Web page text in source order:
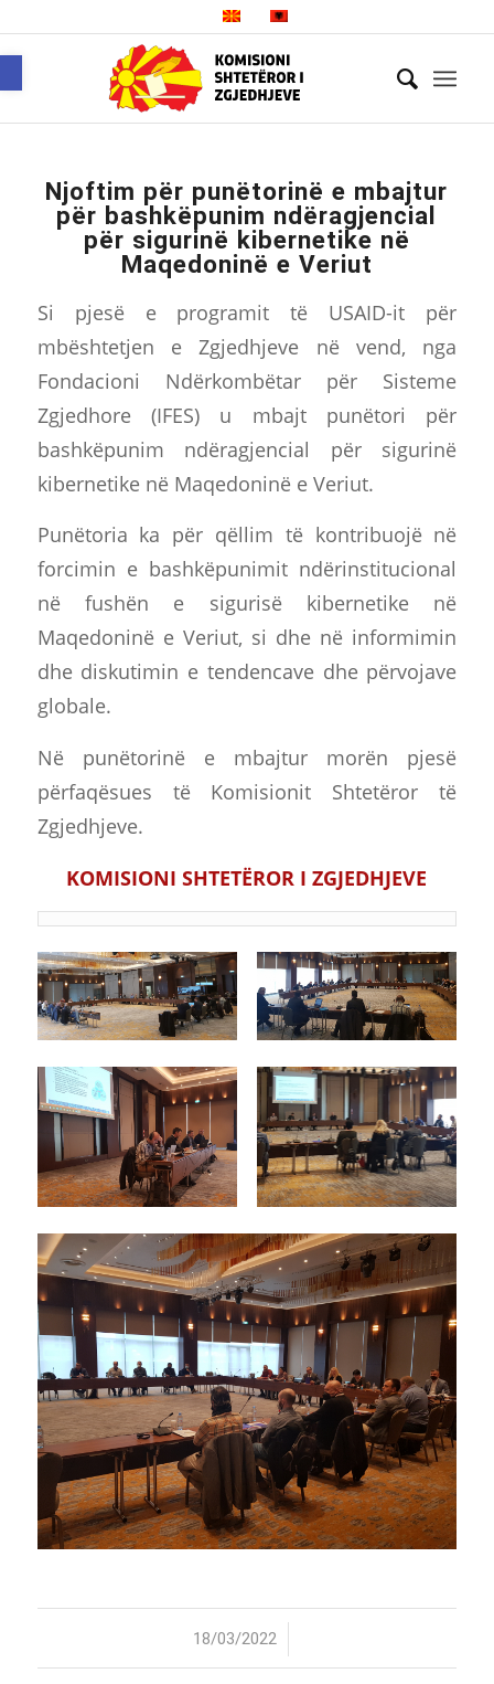
Njoftim për punëtorinë e mbajtur
për bashkëpunim ndërаgjencial
për sigurinë kibernetike në
Maqedoninë e Veriut
Si pjesë e programit të USAID-it për
mbështetjen e Zgjedhjeve në vend, nga
Fondacioni Ndërkombëtar për Sisteme
Zgjedhore (IFES) u mbajt punëtori për
bashkëpunim ndëragjencial për sigurinë
kibernetike në Maqedoninë e Veriut.
Punëtoria ka për qëllim të kontribuojë në
forcimin e bashkëpunimit ndërinstitucional
në fushën e sigurisë kibernetike në
Maqedoninë e Veriut, si dhe në informimin
dhe diskutimin e tendencave dhe përvojave
globale.
Në punëtorinë e mbajtur morën pjesë
përfaqësues të Komisionit Shtetëror të
Zgjedhjeve.
KOMISIONI SHTETËROR I ZGJEDHJEVE
18/03/2022
/
Open toolbar